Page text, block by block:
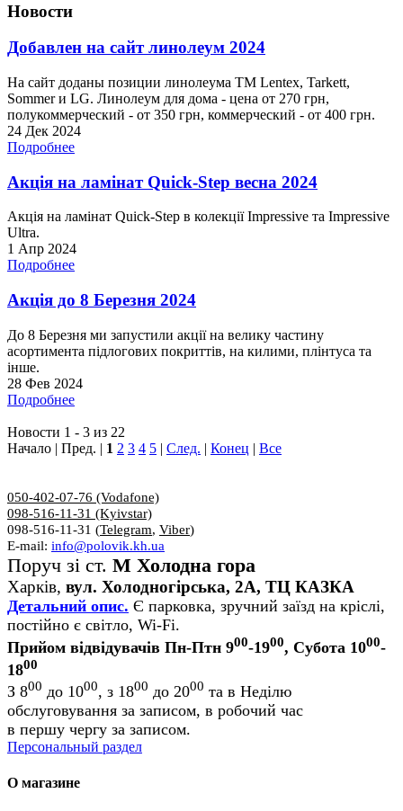
Новости
Добавлен на сайт линолеум 2024
На сайт доданы позиции линолеума ТМ Lentex, Tarkett,
Sommer и LG. Линолеум для дома - цена от 270 грн,
полукоммерческий - от 350 грн, коммерческий - от 400 грн.
24 Дек 2024
Подробнее
Акція на ламінат Quick-Step весна 2024
Акція на ламінат Quick-Step в колекції Impressive та Impressive
Ultra.
1 Апр 2024
Подробнее
Акція до 8 Березня 2024
До 8 Березня ми запустили акції на велику частину
асортимента підлогових покриттів, на килими, плінтуса та
інше.
28 Фев 2024
Подробнее
Новости 1 - 3 из 22
Начало | Пред. | 1 2 3 4 5 | След. | Конец | Все
050-402-07-76 (Vodafone)
098-516-11-31 (Kyivstar)
098-516-11-31 (Telegram, Viber)
E-mail: info@polovik.kh.ua
Поруч зі ст. М Холодна гора
Харків, вул. Холодногірська, 2А, ТЦ КАЗКА
Детальний опис. Є парковка, зручний заїзд на кріслі,
постійно є світло, Wi-Fi.
Прийом відвідувачів Пн-Птн 900-1900, Субота 1000-
1800
З 800 до 1000, з 1800 до 2000 та в Неділю
обслуговування за записом, в робочий час
в першу чергу за записом.
Персональный раздел
О магазине